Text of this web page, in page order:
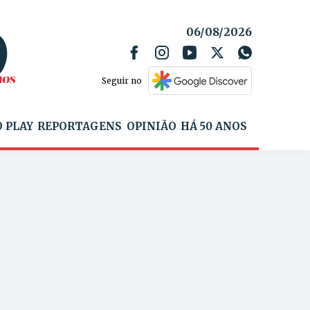
06/08/2026
Seguir no
PLAY REPORTAGENS OPINIÃO HÁ 50 ANOS